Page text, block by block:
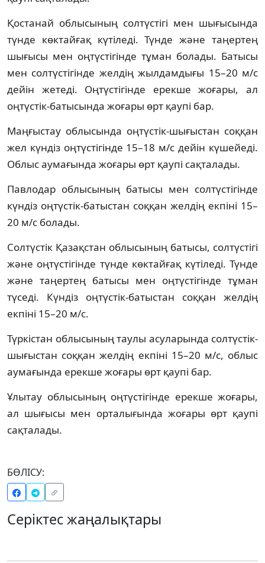
Қостанай облысының солтүстігі мен шығысында
түнде көктайғақ күтіледі. Түнде және таңертең
шығысы мен оңтүстігінде тұман болады. Батысы
мен солтүстігінде желдің жылдамдығы 15–20 м/с
дейін жетеді. Оңтүстігінде ерекше жоғары, ал
оңтүстік-батысында жоғары өрт қаупі бар.
Маңғыстау облысында оңтүстік-шығыстан соққан
жел күндіз оңтүстігінде 15–18 м/с дейін күшейеді.
Облыс аумағында жоғары өрт қаупі сақталады.
Павлодар облысының батысы мен солтүстігінде
күндіз оңтүстік-батыстан соққан желдің екпіні 15–
20 м/с болады.
Солтүстік Қазақстан облысының батысы, солтүстігі
және оңтүстігінде түнде көктайғақ күтіледі. Түнде
және таңертең батысы мен оңтүстігінде тұман
түседі. Күндіз оңтүстік-батыстан соққан желдің
екпіні 15–20 м/с.
Түркістан облысының таулы асуларында солтүстік-
шығыстан соққан желдің екпіні 15–20 м/с, облыс
аумағында ерекше жоғары өрт қаупі бар.
Ұлытау облысының оңтүстігінде ерекше жоғары,
ал шығысы мен орталығында жоғары өрт қаупі
сақталады.
БӨЛІСУ:
Серіктес жаңалықтары